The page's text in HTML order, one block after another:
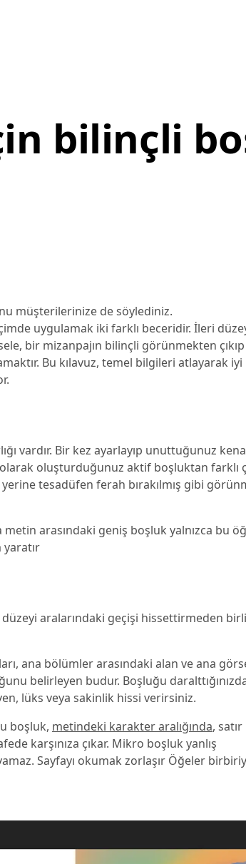
bilinçli
müşterilerinize de söylediniz.
uygulamak iki farklı beceridir. İleri
bir mizanpajın bilinçli görünmekten
Bu kılavuz, temel bilgileri atlayarak iyi
vardır. Bir kez ayarlayıp unuttuğunuz
oluşturduğunuz aktif boşluktan farklı
tesadüfen ferah bırakılmış gibi
metin arasındaki geniş boşluk yalnızca bu
düzeyi aralarındaki geçişi hissettirmeden
ana bölümler arasındaki alan ve ana
belirleyen budur. Boşluğu
lüks veya sakinlik hissi verirsiniz.
boşluk, metindeki karakter aralığında, satır
karşınıza çıkar. Mikro boşluk yanlış
Sayfayı okumak zorlaşır Öğeler